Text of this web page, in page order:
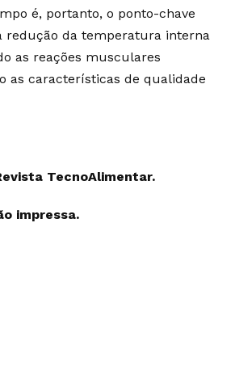
é, portanto, o ponto-chave
redução da temperatura interna
as reações musculares
as características de qualidade
TecnoAlimentar.
impressa.